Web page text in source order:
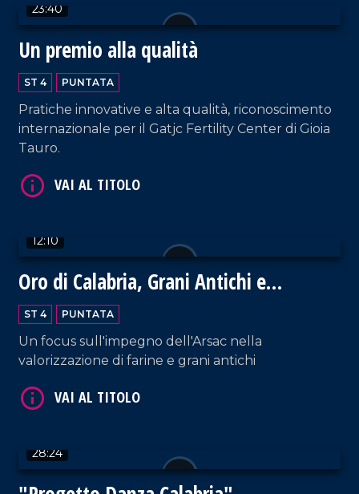
23:40
Un premio alla qualità
ST 4 PUNTATA
Pratiche innovative e alta qualità, riconoscimento
internazionale per il Gatjc Fertility Center di Gioia
Tauro.
12:10
Oro di Calabria, Grani Antichi e
Biodiversità
ST 4 PUNTATA
Un focus sull'impegno dell'Arsac nella
valorizzazione di farine e grani antichi
28:24
VAI AL TITOLO
VAI AL TITOLO
VAI AL TITOLO